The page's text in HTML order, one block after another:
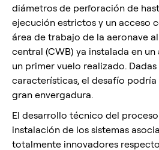
diámetros de perforación de
ejecución estrictos y un acceso
área de trabajo de la aeronave
central (CWB) ya instalada en
un primer vuelo realizado. Dadas
características, el desafío
gran envergadura.
El desarrollo técnico del
instalación de los sistemas
totalmente innovadores